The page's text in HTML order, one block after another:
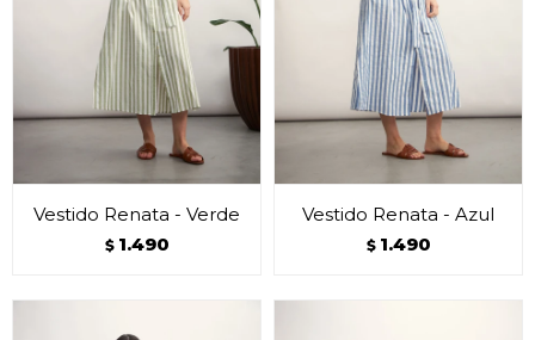
Vestido Renata - Verde
$ 1.490
Vestido Renata - Azul
$ 1.490